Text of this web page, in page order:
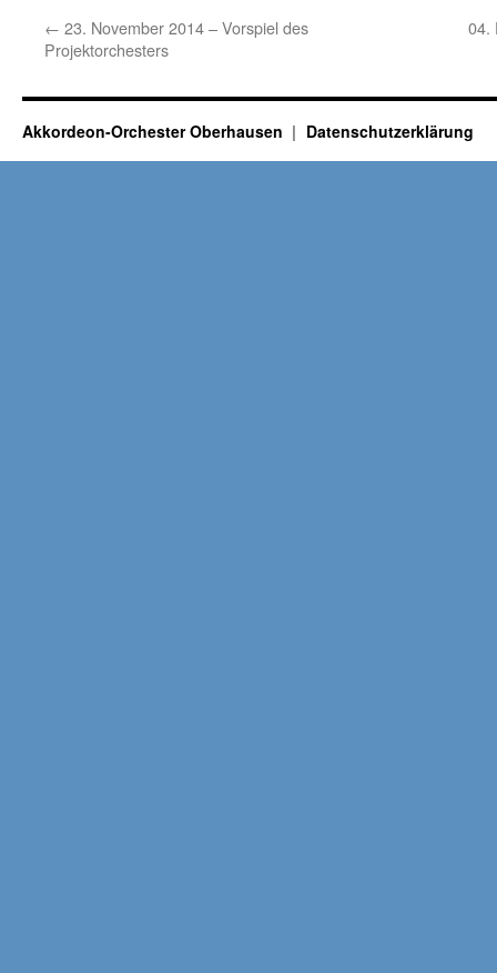
← 23. November 2014 – Vorspiel des
Projektorchesters
04.
Akkordeon-Orchester Oberhausen Datenschutzerklärung